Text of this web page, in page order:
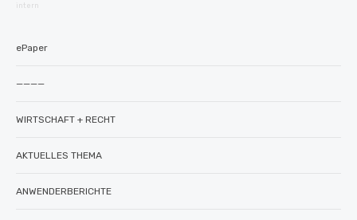
intern
ePaper
————
WIRTSCHAFT + RECHT
AKTUELLES THEMA
ANWENDERBERICHTE